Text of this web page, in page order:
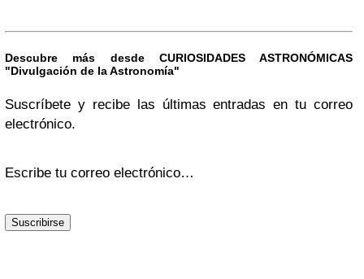
Descubre más desde CURIOSIDADES ASTRONÓMICAS
"Divulgación de la Astronomía"
Suscríbete y recibe las últimas entradas en tu correo
electrónico.
Escribe tu correo electrónico…
Suscribirse